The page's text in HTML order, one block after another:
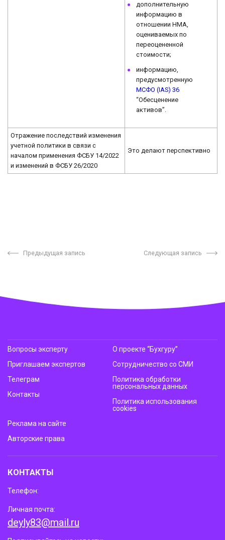
дополнительную
информацию в
отношении НМА,
оцениваемых по
переоцененной
стоимости;
информацию,
предусмотренную
МСФО (IAS) 36
“Обесценение
активов”.
Отражение последствий изменения
учетной политики в связи с
началом применения ФСБУ 14/2022
и изменений в ФСБУ 26/2020
Это делают перспективно
Предыдущая запись Следующая запись
Вопросы эксперту
Приглашаем экспертов
Телеграм
Контакты
О проекте “Бухгуру”
Сотрудничество со СМИ
Политика обработки
персональных данных
Политика использования
cookies
Реклама на сайте
Авторские права
КОНТАКТЫ
Телефон:
Личная почта:
deyly83@mail.ru